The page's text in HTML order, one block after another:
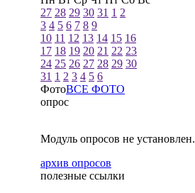
27 28 29 30 31 1 2
3 4 5 6 7 8 9
10 11 12 13 14 15 16
17 18 19 20 21 22 23
24 25 26 27 28 29 30
31 1 2 3 4 5 6
ФотоВСЕ ФОТО
опрос
Модуль опросов не установлен.
архив опросов
полезные ссылки